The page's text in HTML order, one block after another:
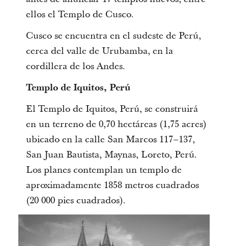
ellos el Templo de Cusco.
Cusco se encuentra en el sudeste de Perú,
cerca del valle de Urubamba, en la
cordillera de los Andes.
Templo de Iquitos, Perú
El Templo de Iquitos, Perú, se construirá
en un terreno de 0,70 hectáreas (1,75 acres)
ubicado en la calle San Marcos 117–137,
San Juan Bautista, Maynas, Loreto, Perú.
Los planes contemplan un templo de
aproximadamente 1858 metros cuadrados
(20 000 pies cuadrados).